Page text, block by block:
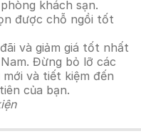
khách sạn.
được chỗ ngồi tốt
và giảm giá tốt nhất
Đừng bỏ lỡ các
và tiết kiệm đến
của bạn.